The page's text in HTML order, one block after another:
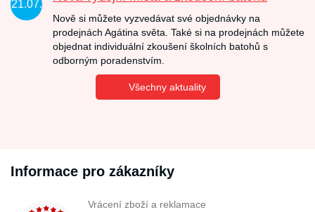
21.07.
Nově si můžete vyzvedávat své objednávky na
prodejnách Agátina světa. Také si na prodejnách můžete
objednat individuální zkoušení školních batohů s
odborným poradenstvím.
Všechny aktuality
Informace pro zákazníky
Vrácení zboží a reklamace